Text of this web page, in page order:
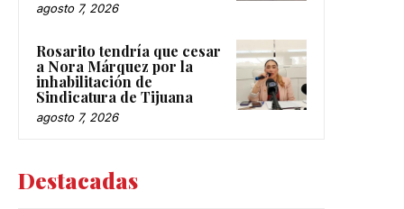
agosto 7, 2026
Rosarito tendría que cesar
a Nora Márquez por la
inhabilitación de
Sindicatura de Tijuana
agosto 7, 2026
Destacadas